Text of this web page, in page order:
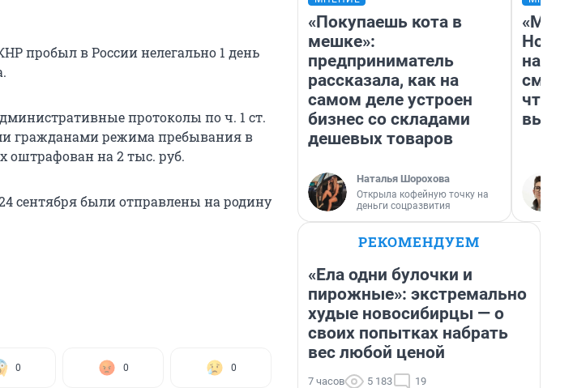
пробыл в России нелегально 1 день
протоколы по ч. 1 ст.
гражданами режима пребывания в
оштрафован на 2 тыс. руб.
сентября были отправлены на родину
0 0 0
«Покупаешь кота в
мешке»:
предприниматель
рассказала, как на
самом деле устроен
бизнес со складами
дешевых товаров
Наталья Шорохова
Открыла кофейную точку на
деньги соцразвития
«Мы
РЕКОМЕНДУЕМ
«Ела одни булочки и
пирожные»: экстремально
худые новосибирцы — о
своих попытках набрать
вес любой ценой
7 часов 5 183 19